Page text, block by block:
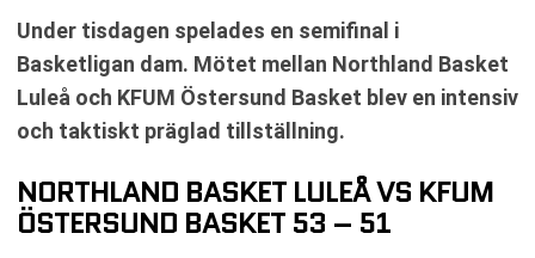
Under tisdagen spelades en semifinal i
Basketligan dam. Mötet mellan Northland Basket
Luleå och KFUM Östersund Basket blev en intensiv
och taktiskt präglad tillställning.
NORTHLAND BASKET LULEÅ VS KFUM
ÖSTERSUND BASKET 53 – 51